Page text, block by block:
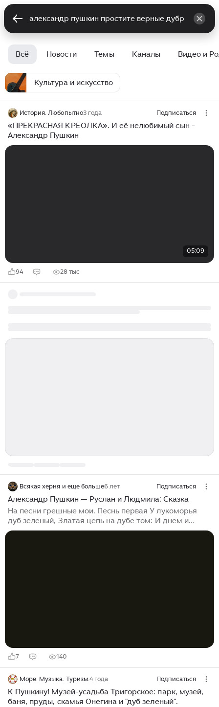
Всё Новости Темы Каналы Видео и
Культура и искусство
История. Любопытно3 года Подписаться
«ПРЕКРАСНАЯ КРЕОЛКА». И её нелюбимый сын -
Александр Пушкин
05:09
94 28 тыс
Всякая херня и еще больше6 лет Подписаться
Александр Пушкин — Руслан и Людмила: Сказка
На песни грешные мои. Песнь первая У лукоморья
дуб зеленый, Златая цепь на дубе том: И днем и
ночью кот ученый Всё ходит по цепи кругом; Идет
7 140
Море. Музыка. Туризм.4 года Подписаться
К Пушкину! Музей-усадьба Тригорское: парк, музей,
баня, пруды, скамья Онегина и "дуб зеленый".